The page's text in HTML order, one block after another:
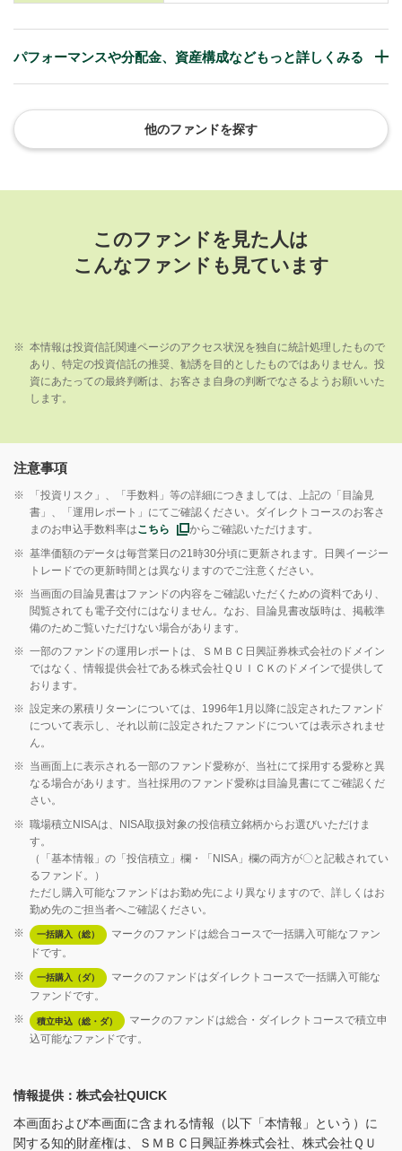
パフォーマンスや分配金、資産構成などもっと詳しくみる
他のファンドを探す
このファンドを見た人は
こんなファンドも見ています
※ 本情報は投資信託関連ページのアクセス状況を独自に統計処理したもので
あり、特定の投資信託の推奨、勧誘を目的としたものではありません。投
資にあたっての最終判断は、お客さま自身の判断でなさるようお願いいた
します。
注意事項
※
「投資リスク」、「手数料」等の詳細につきましては、上記の「目論見
書」、「運用レポート」にてご確認ください。ダイレクトコースのお客さ
まのお申込手数料率はこちら
からご確認いただけます。
※ 基準価額のデータは毎営業日の21時30分頃に更新されます。日興イージー
トレードでの更新時間とは異なりますのでご注意ください。
※ 当画面の目論見書はファンドの内容をご確認いただくための資料であり、
閲覧されても電子交付にはなりません。なお、目論見書改版時は、掲載準
備のためご覧いただけない場合があります。
※ 一部のファンドの運用レポートは、ＳＭＢＣ日興証券株式会社のドメイン
ではなく、情報提供会社である株式会社ＱＵＩＣＫのドメインで提供して
おります。
※ 設定来の累積リターンについては、1996年1月以降に設定されたファンド
について表示し、それ以前に設定されたファンドについては表示されませ
ん。
※ 当画面上に表示される一部のファンド愛称が、当社にて採用する愛称と異
なる場合があります。当社採用のファンド愛称は目論見書にてご確認くだ
さい。
※ 職場積立NISAは、NISA取扱対象の投信積立銘柄からお選びいただけま
す。
（「基本情報」の「投信積立」欄・「NISA」欄の両方が〇と記載されてい
るファンド。）
ただし購入可能なファンドはお勤め先により異なりますので、詳しくはお
勤め先のご担当者へご確認ください。
※
一括購入（総）
マークのファンドは総合コースで一括購入可能なファン
ドです。
※
一括購入（ダ）
マークのファンドはダイレクトコースで一括購入可能な
ファンドです。
※
積立申込（総・ダ）
マークのファンドは総合・ダイレクトコースで積立申
込可能なファンドです。
情報提供：株式会社QUICK
本画面および本画面に含まれる情報（以下「本情報」という）に
関する知的財産権は、ＳＭＢＣ日興証券株式会社、株式会社ＱＵ